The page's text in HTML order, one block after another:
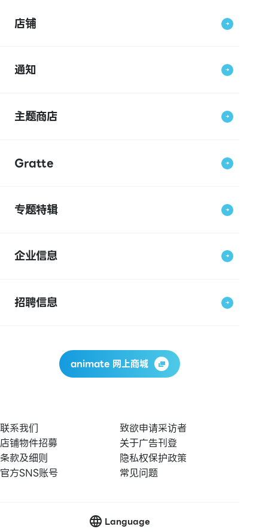
店铺
通知
主题商店
Gratte
专题特辑
企业信息
招聘信息
animate 网上商城
联系我们
致欲申请采访者
店铺物件招募
关于广告刊登
条款及细则
隐私权保护政策
官方SNS账号
常见问题
Language